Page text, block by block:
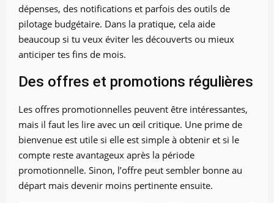
dépenses, des notifications et parfois des outils de
pilotage budgétaire. Dans la pratique, cela aide
beaucoup si tu veux éviter les découverts ou mieux
anticiper tes fins de mois.
Des offres et promotions régulières
Les offres promotionnelles peuvent être intéressantes,
mais il faut les lire avec un œil critique. Une prime de
bienvenue est utile si elle est simple à obtenir et si le
compte reste avantageux après la période
promotionnelle. Sinon, l’offre peut sembler bonne au
départ mais devenir moins pertinente ensuite.